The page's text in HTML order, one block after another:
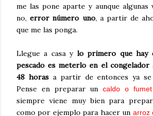
me las pone aparte y aunque algunas
no,error número uno, a partir de
que me las ponga.
Llegue a casa y lo primero que hay
pescado es meterlo en el congelador
48 horasa partir de entonces ya se
Pense en preparar uncaldo o
siempre viene muy bien para
como por ejemplo para hacer un arroz